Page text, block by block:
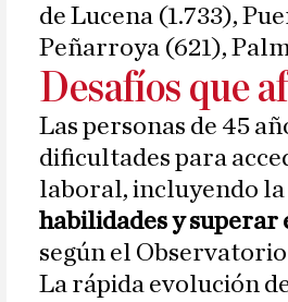
de Lucena (1.733),
Peñarroya (621),
Desafíos que
Las personas de 45
dificultades para
laboral, incluyendo la
habilidades y superar
según el
La rápida evolución